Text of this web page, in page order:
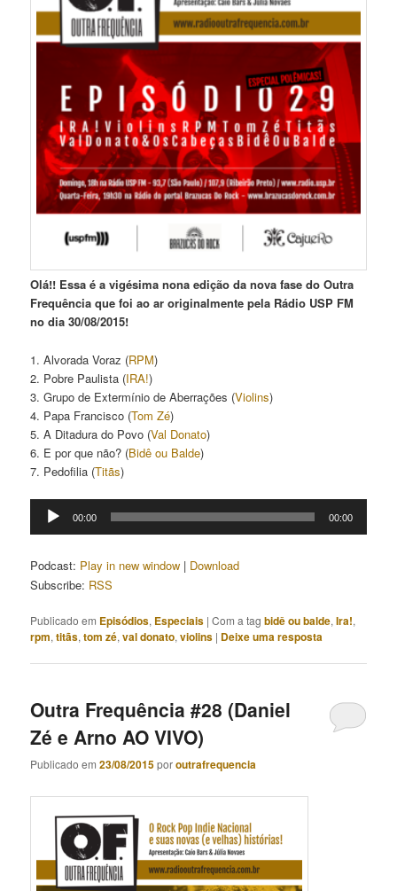
Olá!! Essa é a vigésima nona edição da nova fase do Outra
Frequência que foi ao ar originalmente pela Rádio USP FM
no dia 30/08/2015!
1. Alvorada Voraz (RPM)
2. Pobre Paulista (IRA!)
3. Grupo de Extermínio de Aberrações (Violins)
4. Papa Francisco (Tom Zé)
5. A Ditadura do Povo (Val Donato)
6. E por que não? (Bidê ou Balde)
7. Pedofilia (Titãs)
Tocador
00:00 00:00
Podcast: Play in new window | Download
Subscribe: RSS
Publicado em Episódios, Especiais |Com a tagbidê ou balde,Ira!,
rpm,titãs,tom zé,val donato,violins | Deixe uma resposta
Outra Frequência #28 (Daniel
Zé e Arno AO VIVO)
Publicado em23/08/2015poroutrafrequencia